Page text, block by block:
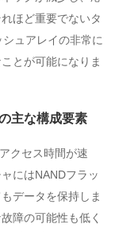
ほど重要でないタ
ュアレイの非常に
とが可能になりま
主な構成要素
クセス時間が速
にはNANDフラッ
データを保持しま
障の可能性も低く